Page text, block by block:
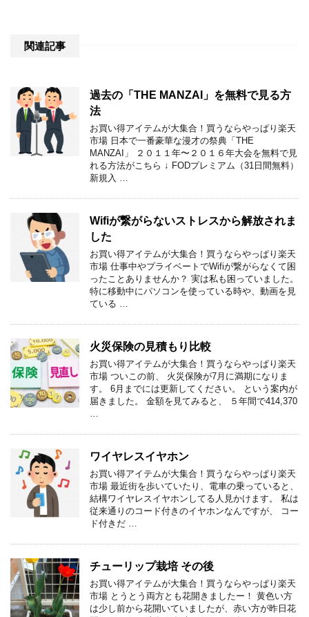
関連記事
過去の「THE MANZAI」を無料で見る方
法
お買い得アイテムが大集合！買うならやっぱり楽天
市場 日本で一番豪華な漫才の祭典「THE
MANZAI」 ２０１１年〜２０１６年大会を無料で見
れる方法がこちら ↓ FODプレミアム（31日間無料）
新規入 …
Wifiが繋がらないストレスから解放されま
した
お買い得アイテムが大集合！買うならやっぱり楽天
市場 仕事中やプライベートでWifiが繋がらなくて困
ったことありませんか？ 実は私も困っていました。
特に移動中にパソコンを使っている時や、動画を見
ている …
火災保険の見積もり比較
お買い得アイテムが大集合！買うならやっぱり楽天
市場 ついこの前、 火災保険が7月に満期になりま
す。 6月までには更新してください。 という案内が
届きました。 金額を見てみると、 ５年間で414,370
ワイヤレスイヤホン
お買い得アイテムが大集合！買うならやっぱり楽天
市場 最近街を歩いていたり、電車の乗っていると、
結構ワイヤレスイヤホンしてる人見かけます。 私は
従来通りのコード付きのイヤホンなんですが、 コー
ド付きだ …
チューリップ栽培 その後
お買い得アイテムが大集合！買うならやっぱり楽天
市場 とうとう両方とも花開きましたー！ 黄色い方
は少し前から花開いていましたが、赤い方が昨日花